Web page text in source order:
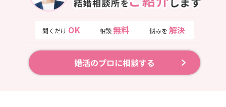
聞くだけ OK 相談 無料 悩みを 解決
婚活のプロに相談する